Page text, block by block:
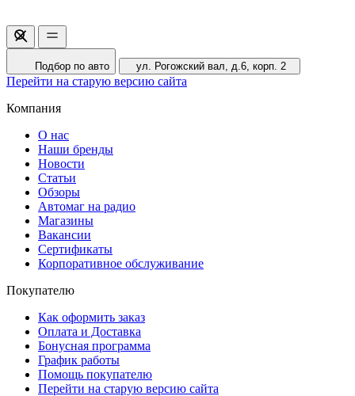
Подбор по авто ул. Рогожский вал, д.6, корп. 2
Перейти на старую версию сайта
Компания
О нас
Наши бренды
Новости
Статьи
Обзоры
Автомаг на радио
Магазины
Вакансии
Сертификаты
Корпоративное обслуживание
Покупателю
Как оформить заказ
Оплата и Доставка
Бонусная программа
График работы
Помощь покупателю
Перейти на старую версию сайта